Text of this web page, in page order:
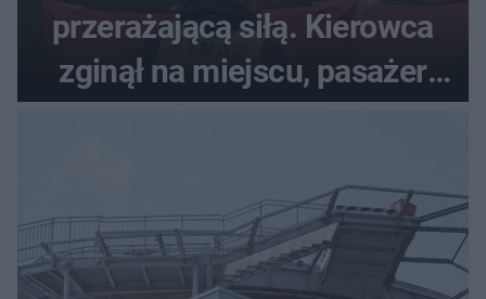
przerażającą siłą. Kierowca
zginął na miejscu, pasażer
walczy o życie